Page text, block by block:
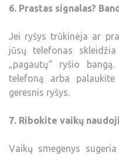
6. Prastas signalas?
Jei ryšys trūkinėja ar
jūsų telefonas
„pagautų“ ryšio
telefoną arba
geresnis ryšys.
7. Ribokite vaikų
Vaikų smegenys